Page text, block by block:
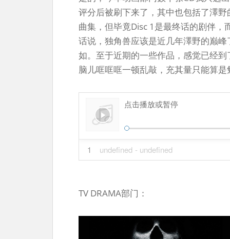
评分后被刷下来了，其中也包括了澤
曲集，但毕竟Disc 1是最终话的剧伴，
话说，独角兽应该是近几年澤野的巅
如。至于近期的一些作品，感觉已经
脑儿哐哐哐一顿乱敲，充其量只能算
点击播放或暂停
1 undefined - undefined
TV DRAMA部门：